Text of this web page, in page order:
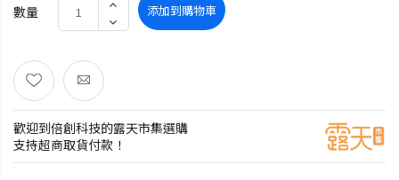
數量 添加到購物車
歡迎到倍創科技的露天市集選購
支持超商取貨付款！